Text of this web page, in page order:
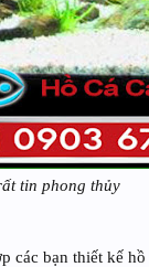
tin phong thủy
các bạn thiết kế